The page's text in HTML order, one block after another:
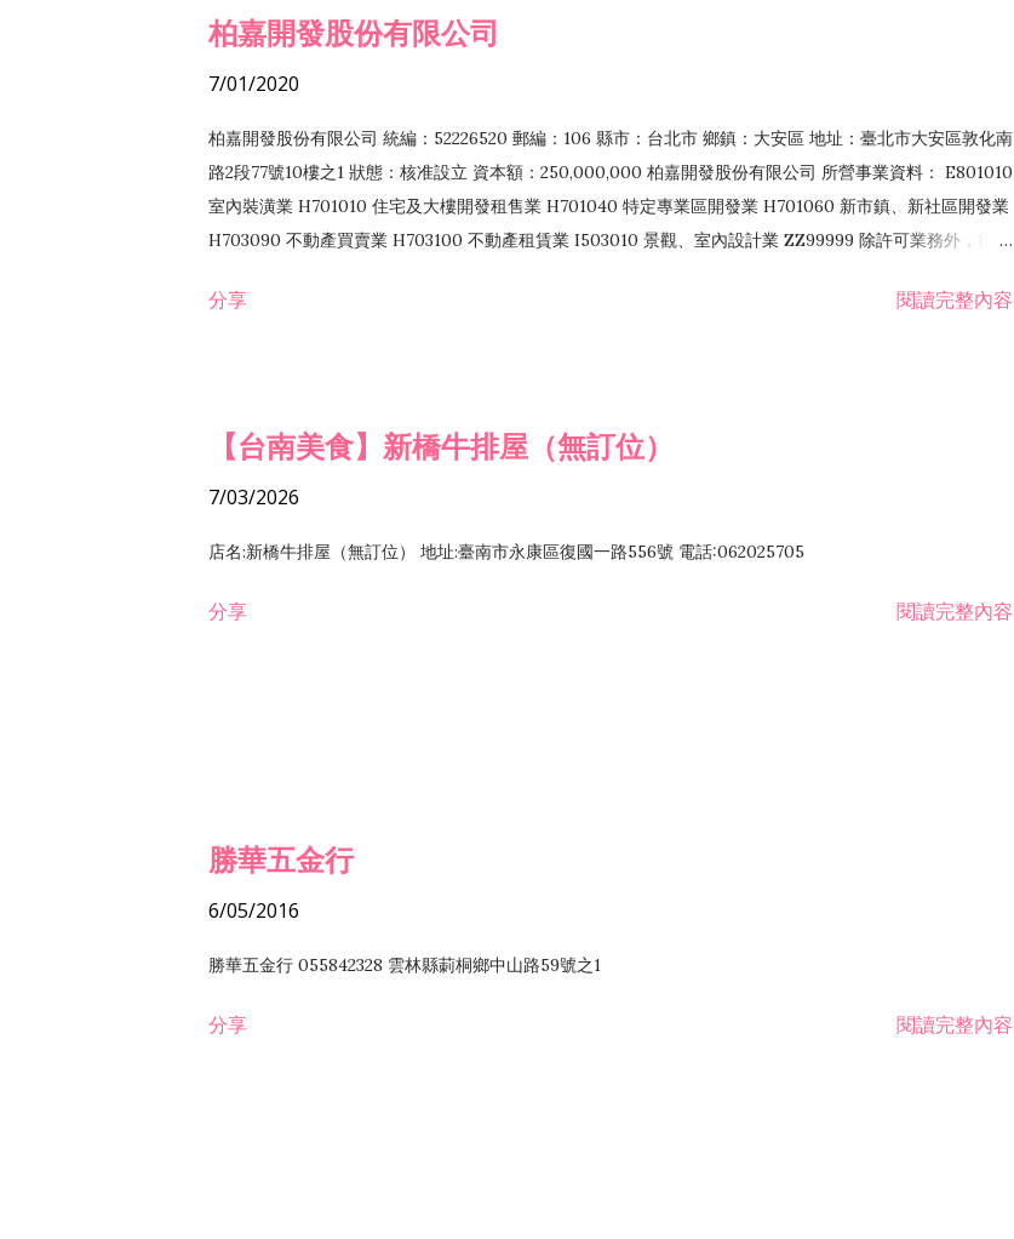
柏嘉開發股份有限公司
7/01/2020
柏嘉開發股份有限公司 統編：52226520 郵編：106 縣市：台北市 鄉鎮：大安區 地址：臺北市大安區敦化南
路2段77號10樓之1 狀態：核准設立 資本額：250,000,000 柏嘉開發股份有限公司 所營事業資料： E801010
室內裝潢業 H701010 住宅及大樓開發租售業 H701040 特定專業區開發業 H701060 新市鎮、新社區開發業
H703090 不動產買賣業 H703100 不動產租賃業 I503010 景觀、室內設計業 ZZ99999 除許可業務外，得經
分享 閱讀完整內容
【台南美食】新橋牛排屋（無訂位）
7/03/2026
店名:新橋牛排屋（無訂位） 地址:臺南市永康區復國一路556號 電話:062025705
分享 閱讀完整內容
勝華五金行
6/05/2016
勝華五金行 055842328 雲林縣莿桐鄉中山路59號之1
分享 閱讀完整內容